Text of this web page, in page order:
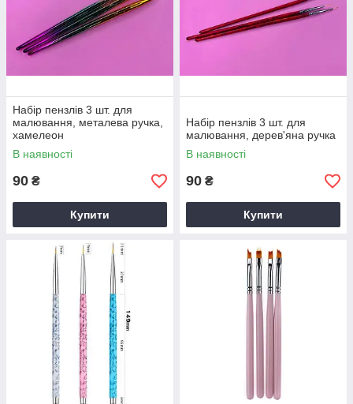
Набір пензлів 3 шт. для
малювання, металева ручка,
хамелеон
В наявності
90 ₴
Купити
Набір пензлів 3 шт. для
малювання, дерев'яна ручка
В наявності
90 ₴
Купити